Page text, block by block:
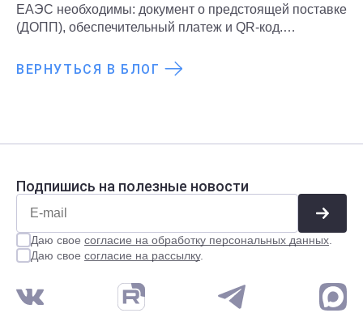
ЕАЭС необходимы: документ о предстоящей поставке
(ДОПП), обеспечительный платеж и QR-код.
рассказали в статье.
ВЕРНУТЬСЯ В БЛОГ
Подпишись на полезные новости
Даю свое согласие на обработку персональных данных
Даю свое согласие на рассылку.